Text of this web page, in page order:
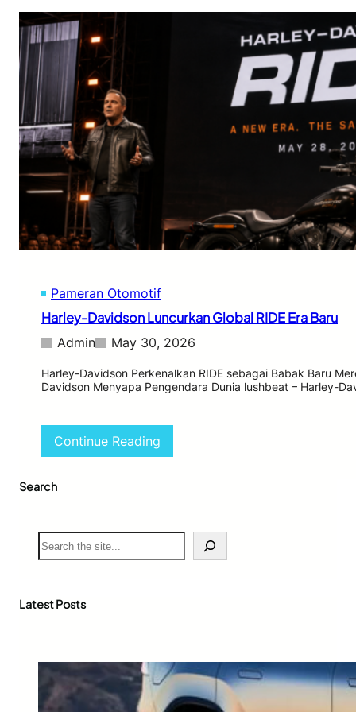
Pameran Otomotif
Harley-Davidson Luncurkan Global RIDE Era Baru
Admin May 30, 2026
Harley-Davidson Perkenalkan RIDE sebagai Babak Baru
Davidson Menyapa Pengendara Dunia lushbeat – Harley-
Continue Reading
H
y
o
n
Search
S
e
c
Latest Posts